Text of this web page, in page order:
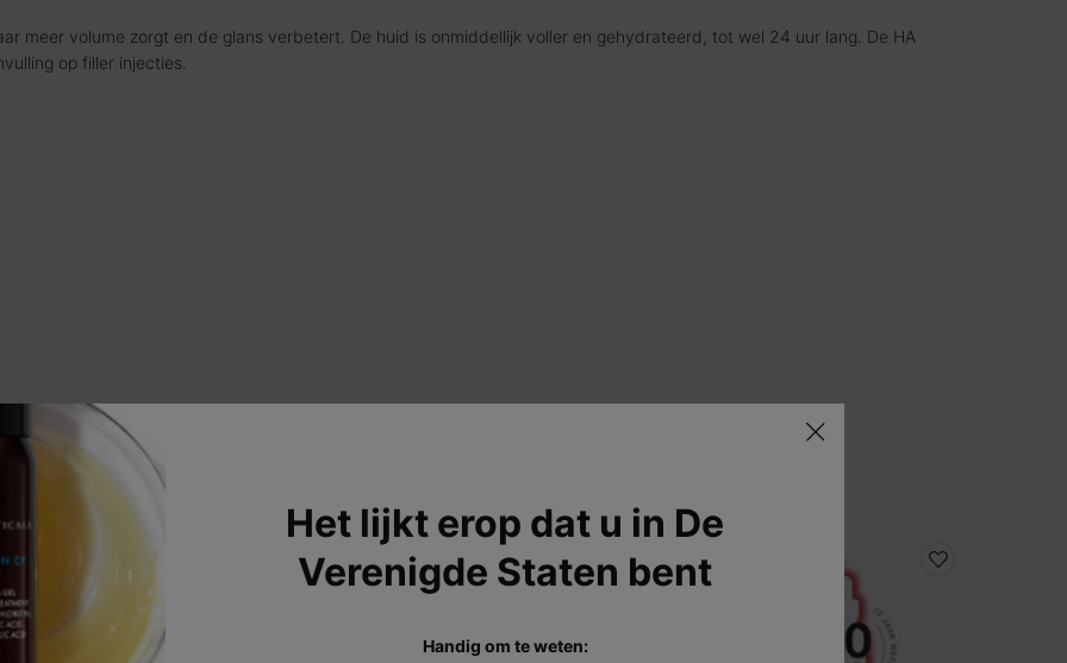
meer volume zorgt en de glans verbetert. De huid is onmiddellijk voller en gehydrateerd, tot wel 24 uur lang. De HA
op filler injecties.
Aanbevolen producten
NIEUWE INNOVATIE BESTSELLER
Het lijkt erop dat u in De
Verenigde Staten bent
Handig om te weten: